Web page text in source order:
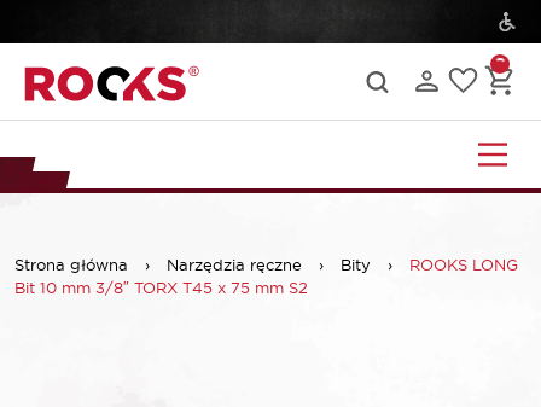
Strona główna › Narzędzia ręczne › Bity ›
ROOKS LONG
Bit 10 mm 3/8″ TORX T45 x 75 mm S2